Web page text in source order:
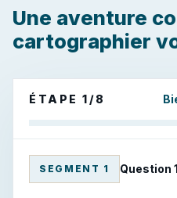
Une aventure
cartographier
ÉTAPE 1/8
SEGMENT 1 Question